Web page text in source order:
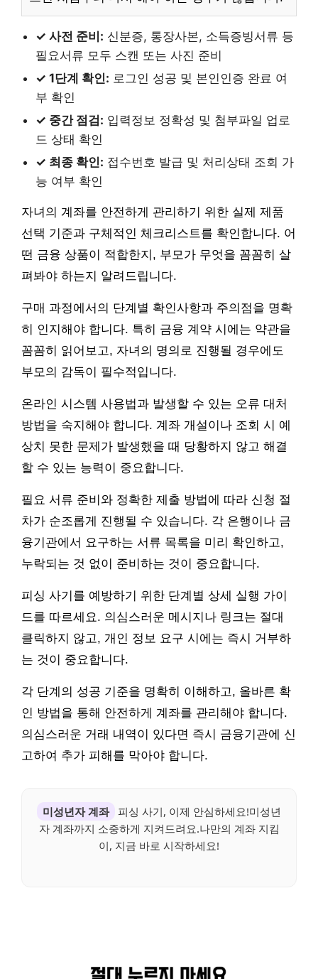
✓ 사전 준비: 신분증, 통장사본, 소득증빙서류 등
필요서류 모두 스캔 또는 사진 준비
✓ 1단계 확인: 로그인 성공 및 본인인증 완료 여
부 확인
✓ 중간 점검: 입력정보 정확성 및 첨부파일 업로
드 상태 확인
✓ 최종 확인: 접수번호 발급 및 처리상태 조회 가
능 여부 확인
자녀의 계좌를 안전하게 관리하기 위한 실제 제품
선택 기준과 구체적인 체크리스트를 확인합니다. 어
떤 금융 상품이 적합한지, 부모가 무엇을 꼼꼼히 살
펴봐야 하는지 알려드립니다.
구매 과정에서의 단계별 확인사항과 주의점을 명확
히 인지해야 합니다. 특히 금융 계약 시에는 약관을
꼼꼼히 읽어보고, 자녀의 명의로 진행될 경우에도
부모의 감독이 필수적입니다.
온라인 시스템 사용법과 발생할 수 있는 오류 대처
방법을 숙지해야 합니다. 계좌 개설이나 조회 시 예
상치 못한 문제가 발생했을 때 당황하지 않고 해결
할 수 있는 능력이 중요합니다.
필요 서류 준비와 정확한 제출 방법에 따라 신청 절
차가 순조롭게 진행될 수 있습니다. 각 은행이나 금
융기관에서 요구하는 서류 목록을 미리 확인하고,
누락되는 것 없이 준비하는 것이 중요합니다.
피싱 사기를 예방하기 위한 단계별 상세 실행 가이
드를 따르세요. 의심스러운 메시지나 링크는 절대
클릭하지 않고, 개인 정보 요구 시에는 즉시 거부하
는 것이 중요합니다.
각 단계의 성공 기준을 명확히 이해하고, 올바른 확
인 방법을 통해 안전하게 계좌를 관리해야 합니다.
의심스러운 거래 내역이 있다면 즉시 금융기관에 신
고하여 추가 피해를 막아야 합니다.
미성년자 계좌
피싱 사기, 이제 안심하세요!미성년
자 계좌까지 소중하게 지켜드려요.나만의 계좌 지킴
이, 지금 바로 시작하세요!